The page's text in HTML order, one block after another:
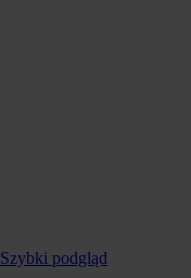
Szybki podgląd